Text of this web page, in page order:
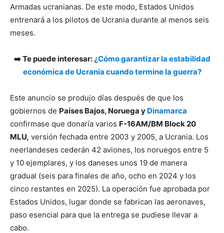
Armadas ucranianas. De este modo, Estados Unidos
entrenará a los pilotos de Ucrania durante al menos seis
meses.
➡️ Te puede interesar: ¿Cómo garantizar la estabilidad
económica de Ucrania cuando termine la guerra?
Este anuncio se produjo días después de que los
gobiernos de Países Bajos, Noruega y Dinamarca
confirmase que donaría varios F-16AM/BM Block 20
MLU, versión fechada entre 2003 y 2005, a Ucrania. Los
neerlandeses cederán 42 aviones, los noruegos entre 5
y 10 ejemplares, y los daneses unos 19 de manera
gradual (seis para finales de año, ocho en 2024 y los
cinco restantes en 2025). La operación fue aprobada por
Estados Unidos, lugar donde se fabrican las aeronaves,
paso esencial para que la entrega se pudiese llevar a
cabo.